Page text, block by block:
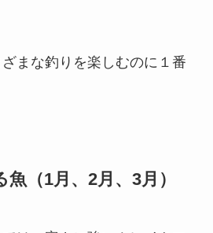
まな釣りを楽しむのに１番
（1月、2月、3月）